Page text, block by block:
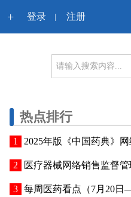
+ 登录 | 注册
热点排行
2025年版《中国药典》
医疗器械网络销售监督
每周医药看点（7月20日